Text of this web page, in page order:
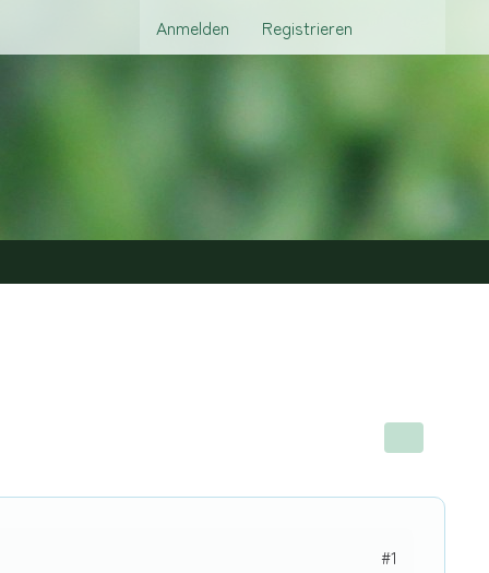
Anmelden Registrieren
#1